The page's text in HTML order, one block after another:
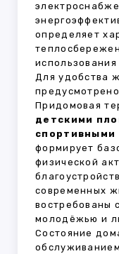
определяет
использования
Для удобства
предусмотрено
Придомовая
детскими
спортивными
формирует
физической
современных
востребованы
молодёжью и
Состояние